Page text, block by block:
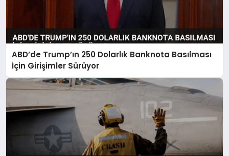
ABD’de Trump’ın 250 Dolarlık Banknota Basılması
İçin Girişimler Sürüyor